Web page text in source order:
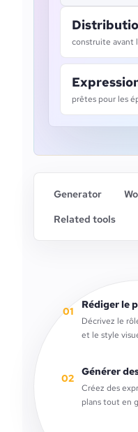
construite avant
prêtes pour les
Generator
Related tools
01
Rédiger le
Décrivez le
et le style
02
Générer
Créez des
plans tout en